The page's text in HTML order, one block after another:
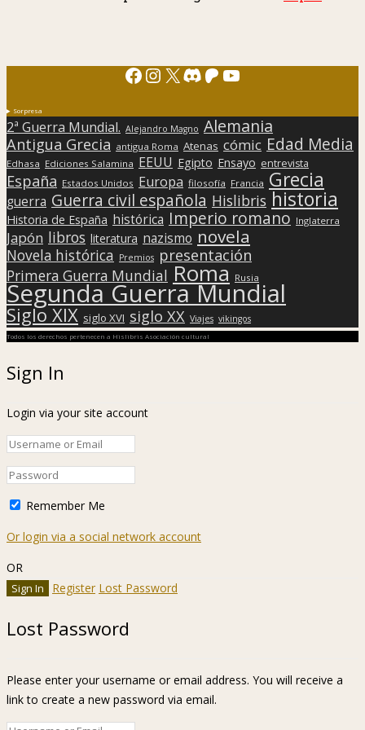
Facebook
Instagram
X Discord
Patreon
YouTube
Sorpresa
2ª Guerra Mundial. Alejandro Magno Alemania
Antigua Grecia antigua Roma Atenas cómic Edad Media
Edhasa Ediciones Salamina EEUU Egipto Ensayo entrevista
España Estados Unidos Europa filosofía Francia Grecia
guerra Guerra civil española Hislibris historia
Historia de España histórica Imperio romano Inglaterra
Japón libros literatura nazismo novela
Novela histórica Premios presentación
Primera Guerra Mundial Roma Rusia
Segunda Guerra Mundial
Siglo XIX siglo XVI siglo XX Viajes vikingos
Todos los derechos pertenecen a Hislibris Asociación cultural
Sign In
Login via your site account
Remember Me
Or login via a social network account
OR
Register Lost Password
Lost Password
Please enter your username or email address. You will receive a
link to create a new password via email.